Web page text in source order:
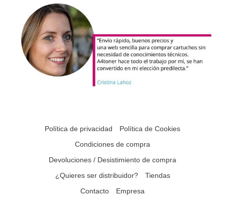
Política de privacidad
Política de Cookies
Condiciones de compra
Devoluciones / Desistimiento de compra
¿Quieres ser distribuidor?
Tiendas
Contacto
Empresa